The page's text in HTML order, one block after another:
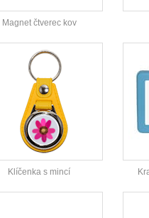
Magnet čtverec kov
Klíčenka s mincí